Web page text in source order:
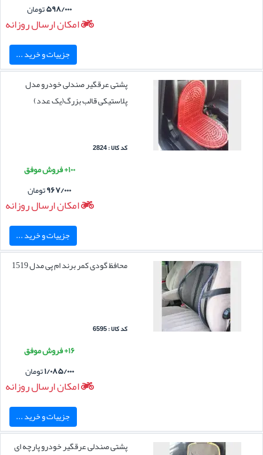
۵۹۸/۰۰۰تومان
امکان ارسال روزانه
جزییات و خرید ...
پشتی عرقگیر صندلی خودرو مدل
پلاستیکی قالب بزرگ(یک عدد)
کد کالا : 2824
۱۰۰+ فروش موفق
۹۶۷/۰۰۰تومان
امکان ارسال روزانه
جزییات و خرید ...
محافظ گودی کمر برند ام پی مدل 1519
کد کالا : 6595
۱۶+ فروش موفق
۱/۰۸۵/۰۰۰تومان
امکان ارسال روزانه
جزییات و خرید ...
پشتی صندلی عرقگیر خودرو پارچه ای